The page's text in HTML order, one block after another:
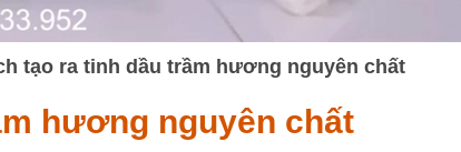
tạo ra tinh dầu trầm hương nguyên chất
hương nguyên chất